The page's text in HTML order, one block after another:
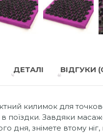
ДЕТАЛІ ВІДГУКИ
килимок для
поїздки. Завдяки
дня, знімете втому